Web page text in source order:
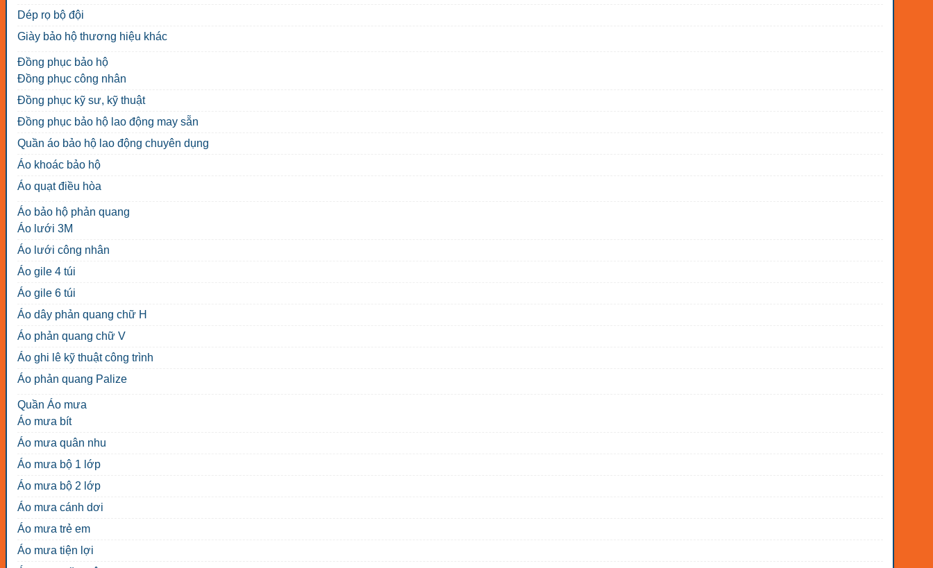
Dép rọ bộ đội
Giày bảo hộ thương hiệu khác
Đồng phục bảo hộ
Đồng phục công nhân
Đồng phục kỹ sư, kỹ thuật
Đồng phục bảo hộ lao động may sẵn
Quần áo bảo hộ lao động chuyên dụng
Áo khoác bảo hộ
Áo quạt điều hòa
Áo bảo hộ phản quang
Áo lưới 3M
Áo lưới công nhân
Áo gile 4 túi
Áo gile 6 túi
Áo dây phản quang chữ H
Áo phản quang chữ V
Áo ghi lê kỹ thuật công trình
Áo phản quang Palize
Quần Áo mưa
Áo mưa bít
Áo mưa quân nhu
Áo mưa bộ 1 lớp
Áo mưa bộ 2 lớp
Áo mưa cánh dơi
Áo mưa trẻ em
Áo mưa tiện lợi